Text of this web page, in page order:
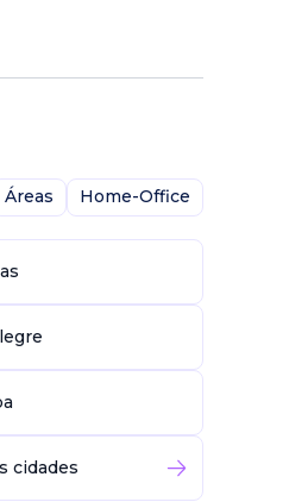
Áreas Home-Office
cidades